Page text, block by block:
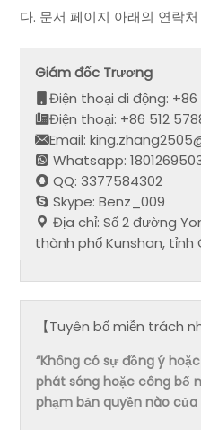
다. 문서 페이지 아래의 연락
Giám đốc Trương
Điện thoại di động: +86
Điện thoại: +86 512
Email:
Whatsapp:
QQ: 3377584302
Skype: Benz_009
Địa chỉ: Số 2 đường
thành phố Kunshan, tỉnh
【Tuyên bố miễn trách
“Không có sự đồng ý
phát sóng hoặc công bố
phạm bản quyền nào